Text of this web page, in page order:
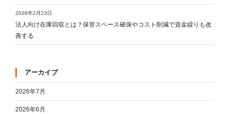
法人向け在庫回収とは？保管スペース確保やコスト削減で資金繰りも改
善する
2026年2月23日
アーカイブ
2026年7月
2026年6月